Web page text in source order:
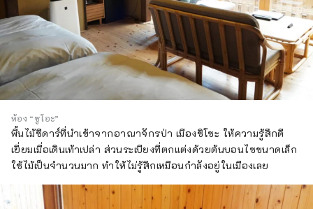
ห้อง “ซูโอะ”
พื้นไม้ซีดาร์ที่นำเข้าจากอาณาจักรป่า เมืองชิโซะ ให้ความรู้สึกดี
เยี่ยมเมื่อเดินเท้าเปล่า ส่วนระเบียงที่ตกแต่งด้วยต้นบอนไซขนาดเล็ก
ใช้ไม้เป็นจำนวนมาก ทำให้ไม่รู้สึกเหมือนกำลังอยู่ในเมืองเลย